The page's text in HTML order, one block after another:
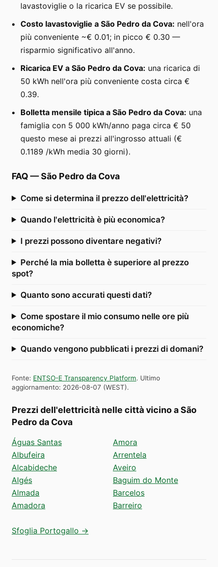
lavastoviglie o la ricarica EV se possibile.
Costo lavastoviglie a São Pedro da Cova: nell'ora
più conveniente ~€ 0.01; in picco € 0.30 —
risparmio significativo all'anno.
Ricarica EV a São Pedro da Cova: una ricarica di
50 kWh nell'ora più conveniente costa circa €
0.39.
Bolletta mensile tipica a São Pedro da Cova: una
famiglia con 5 000 kWh/anno paga circa € 50
questo mese ai prezzi all'ingrosso attuali (€
0.1189 /kWh media 30 giorni).
FAQ —São Pedro da Cova
Come si determina il prezzo dell'elettricità?
Quando l'elettricità è più economica?
I prezzi possono diventare negativi?
Perché la mia bolletta è superiore al prezzo
spot?
Quanto sono accurati questi dati?
Come spostare il mio consumo nelle ore più
economiche?
Quando vengono pubblicati i prezzi di domani?
Fonte: ENTSO-E Transparency Platform. Ultimo
aggiornamento: 2026-08-07 (WEST).
Prezzi dell'elettricità nelle città vicino a São
Pedro da Cova
Águas Santas
Albufeira
Alcabideche
Algés
Almada
Amadora
Amora
Arrentela
Aveiro
Baguim do Monte
Barcelos
Barreiro
Sfoglia Portogallo →